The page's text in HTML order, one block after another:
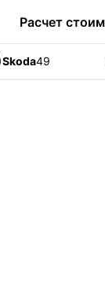
Расчет
Skoda49